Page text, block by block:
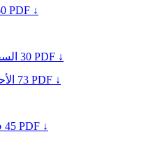
PDF ↓
30 PDF ↓
73 PDF ↓
45 PDF ↓